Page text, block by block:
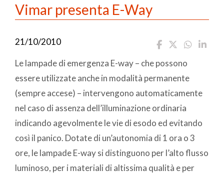
Vimar presenta E-Way
21/10/2010
Le lampade di emergenza E-way – che possono
essere utilizzate anche in modalità permanente
(sempre accese) – intervengono automaticamente
nel caso di assenza dell’illuminazione ordinaria
indicando agevolmente le vie di esodo ed evitando
così il panico. Dotate di un’autonomia di 1 ora o 3
ore, le lampade E-way si distinguono per l’alto flusso
luminoso, per i materiali di altissima qualità e per